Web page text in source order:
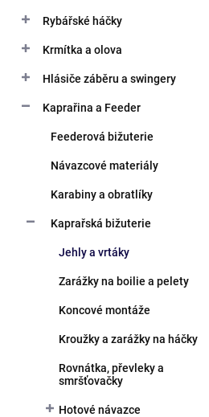
Rybářské háčky
Krmítka a olova
Hlásiče záběru a swingery
Kaprařina a Feeder
Feederová bižuterie
Návazcové materiály
Karabiny a obratlíky
Kaprařská bižuterie
Jehly a vrtáky
Zarážky na boilie a pelety
Koncové montáže
Kroužky a zarážky na háčky
Rovnátka, převleky a
smršťovačky
Hotové návazce